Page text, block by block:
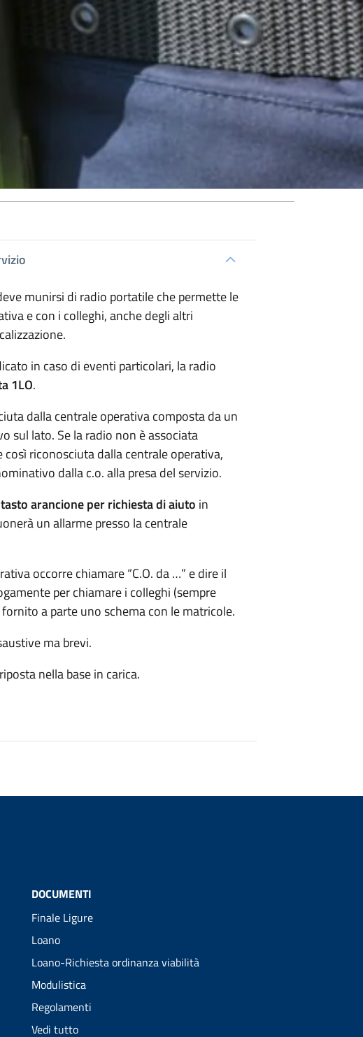
munirsi di radio portatile che permette le
e con i colleghi, anche degli altri
in caso di eventi particolari, la radio
1LO.
dalla centrale operativa composta da un
sul lato. Se la radio non è associata
riconosciuta dalla centrale operativa,
dalla c.o. alla presa del servizio.
tasto arancione per richiesta di aiuto in
un allarme presso la centrale
occorre chiamare “C.O. da …” e dire il
per chiamare i colleghi (sempre
a parte uno schema con le matricole.
ma brevi.
nella base in carica.
DOCUMENTI
Finale Ligure
Loano
Loano-Richiesta ordinanza viabilità
Modulistica
Regolamenti
Vedi tutto